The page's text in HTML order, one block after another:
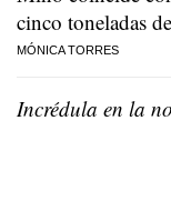
cinco toneladas
MÓNICA TORRES
Incrédula en la